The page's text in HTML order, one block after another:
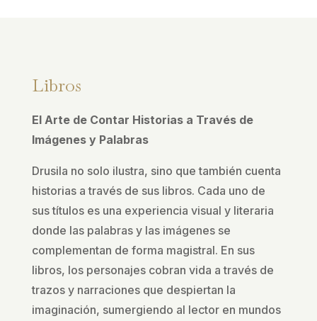
Libros
El Arte de Contar Historias a Través de
Imágenes y Palabras
Drusila no solo ilustra, sino que también cuenta
historias a través de sus libros. Cada uno de
sus títulos es una experiencia visual y literaria
donde las palabras y las imágenes se
complementan de forma magistral. En sus
libros, los personajes cobran vida a través de
trazos y narraciones que despiertan la
imaginación, sumergiendo al lector en mundos